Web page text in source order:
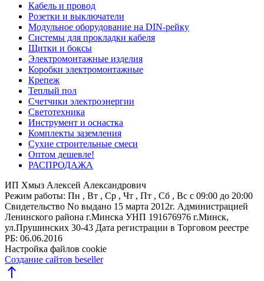
Кабель и провод
Розетки и выключатели
Модульное оборудование на DIN-рейку
Системы для прокладки кабеля
Щитки и боксы
Электромонтажные изделия
Коробки электромонтажные
Крепеж
Теплый пол
Счетчики электроэнергии
Светотехника
Инструмент и оснастка
Комплекты заземления
Сухие строительные смеси
Оптом дешевле!
РАСПРОДАЖА
ИП Хмыз Алексей Александрович
Режим работы: Пн , Вт , Ср , Чт , Пт , Сб , Вс c 09:00 до 20:00
Свидетельство No выдано 15 марта 2012г. Администрацией
Ленинского района г.Минска УНП 191676976 г.Минск,
ул.Прушинских 30-43 Дата регистрации в Торговом реестре
РБ: 06.06.2016
Настройка файлов cookie
Создание сайтов beseller
north